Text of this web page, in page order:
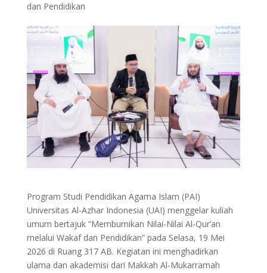
dan Pendidikan
Program Studi Pendidikan Agama Islam (PAI)
Universitas Al-Azhar Indonesia (UAI) menggelar kuliah
umum bertajuk “Membumikan Nilai-Nilai Al-Qur’an
melalui Wakaf dan Pendidikan” pada Selasa, 19 Mei
2026 di Ruang 317 AB. Kegiatan ini menghadirkan
ulama dan akademisi dari Makkah Al-Mukarramah